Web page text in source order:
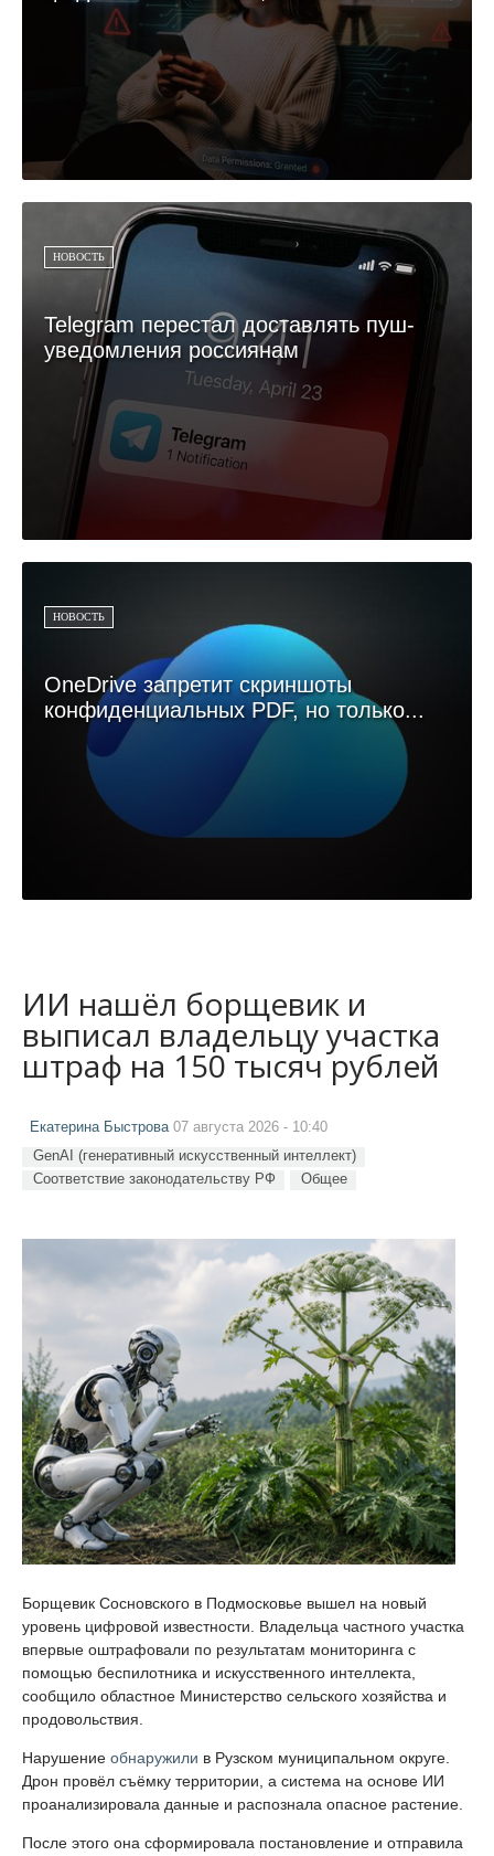
НОВОСТЬ
Telegram перестал доставлять пуш-
уведомления россиянам
НОВОСТЬ
OneDrive запретит скриншоты
конфиденциальных PDF, но только...
ИИ нашёл борщевик и
выписал владельцу участка
штраф на 150 тысяч рублей
Екатерина Быстрова07 августа 2026 - 10:40
GenAI (генеративный искусственный интеллект)
Соответствие законодательству РФ
Общее
Борщевик Сосновского в Подмосковье вышел на новый
уровень цифровой известности. Владельца частного участка
впервые оштрафовали по результатам мониторинга с
помощью беспилотника и искусственного интеллекта,
сообщило областное Министерство сельского хозяйства и
продовольствия.
Нарушение обнаружили в Рузском муниципальном округе.
Дрон провёл съёмку территории, а система на основе ИИ
проанализировала данные и распознала опасное растение.
После этого она сформировала постановление и отправила